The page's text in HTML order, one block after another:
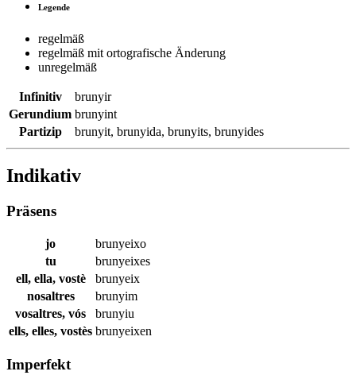
Legende
regelmäß
regelmäß mit ortografische Änderung
unregelmäß
Infinitiv
brunyir
Gerundium brunyint
Partizip
brunyit, brunyida, brunyits, brunyides
Indikativ
Präsens
jo
brunyeixo
tu
brunyeixes
ell, ella, vostè
brunyeix
nosaltres
brunyim
vosaltres, vós
brunyiu
ells, elles, vostès brunyeixen
Imperfekt